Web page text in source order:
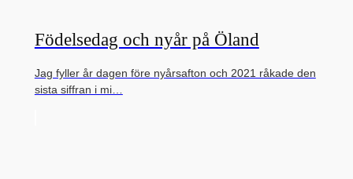
Födelsedag och nyår på Öland
Jag fyller år dagen före nyårsafton och 2021 råkade den
sista siffran i mi…